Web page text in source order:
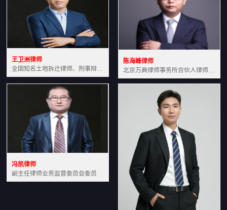
王卫洲律师
全国知名土地拆迁律师、刑事辩护律师北京万典律师事务所主任中国法学会会员北京市行政法研究会理事
陈海峰律师
北京万典律师事务所合伙人律师土地房产专业资深律师
冯凯律师
副主任律师业务监督委员会委员